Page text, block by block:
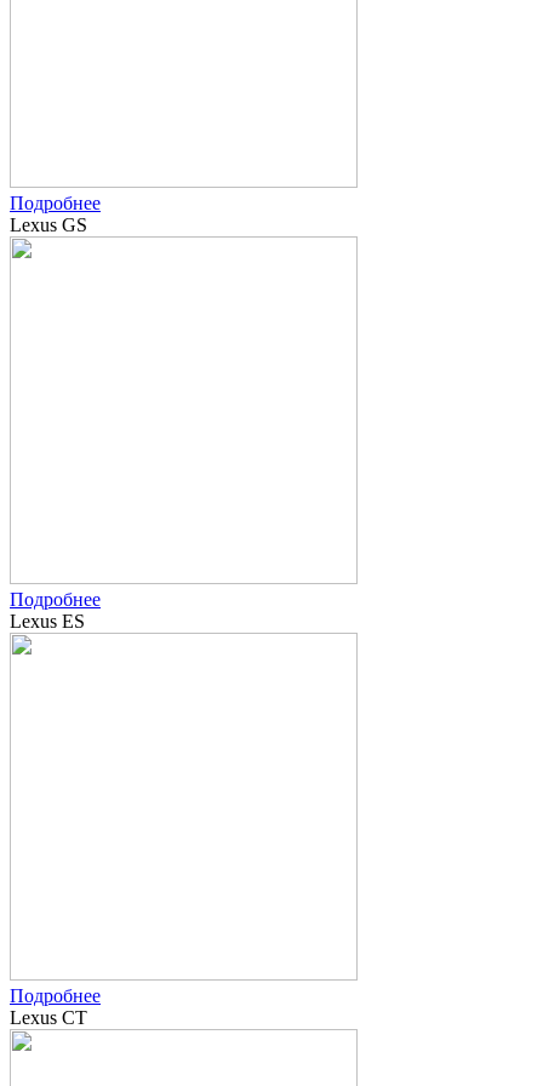
Подробнее
Lexus GS
Подробнее
Lexus ES
Подробнее
Lexus CT